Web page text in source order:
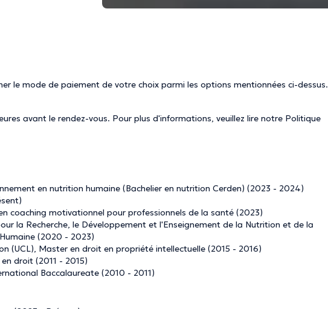
le mode de paiement de votre choix parmi les options mentionnées ci-dessus.
avant le rendez-vous. Pour plus d'informations, veuillez lire notre Politique
en nutrition humaine (Bachelier en nutrition Cerden) (2023 - 2024)
coaching motivationnel pour professionnels de la santé (2023)
la Recherche, le Développement et l'Enseignement de la Nutrition et de la
(2020 - 2023)
(UCL), Master en droit en propriété intellectuelle (2015 - 2016)
droit (2011 - 2015)
Baccalaureate (2010 - 2011)